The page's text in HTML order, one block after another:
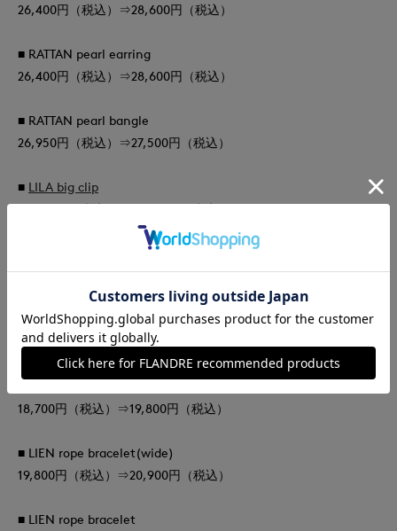
26,400円（税込）⇒28,600円（税込）
■ RATTAN pearl earring
26,400円（税込）⇒28,600円（税込）
■ RATTAN pearl bangle
26,950円（税込）⇒27,500円（税込）
■ LILA big clip
22,000円（税込）⇒23,100円（税込）
■ LILA rattan bangle wide
29,700円（税込）⇒30,800円（税込）
■INFINI bangle wide
17,600円（税込）⇒19,800円（税込）
18,700円（税込）⇒19,800円（税込）
■ LIEN rope bracelet(wide)
19,800円（税込）⇒20,900円（税込）
■ LIEN rope bracelet